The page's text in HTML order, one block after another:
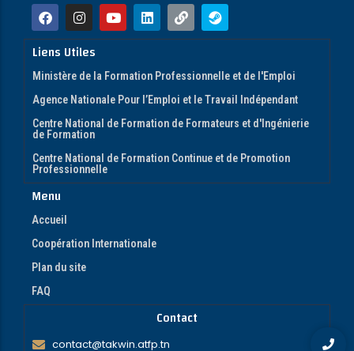
Liens Utiles
Ministère de la Formation Professionnelle et de l'Emploi
Agence Nationale Pour l’Emploi et le Travail Indépendant
Centre National de Formation de Formateurs et d'Ingénierie
de Formation
Centre National de Formation Continue et de Promotion
Professionnelle
Menu
Accueil
Coopération Internationale
Plan du site
FAQ
Contact
contact@takwin.atfp.tn